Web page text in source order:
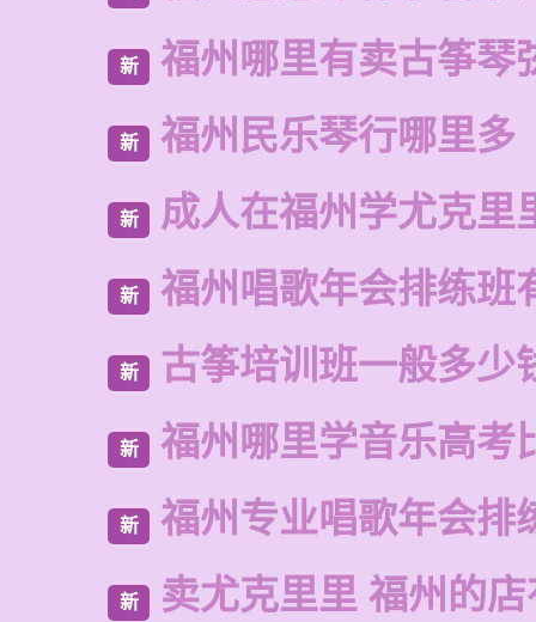
新 福州哪里有卖古筝琴
新 福州民乐琴行哪里多
新 成人在福州学尤克里
新 福州唱歌年会排练班
新 古筝培训班一般多少
新 福州哪里学音乐高考
新 福州专业唱歌年会排
新 卖尤克里里 福州的